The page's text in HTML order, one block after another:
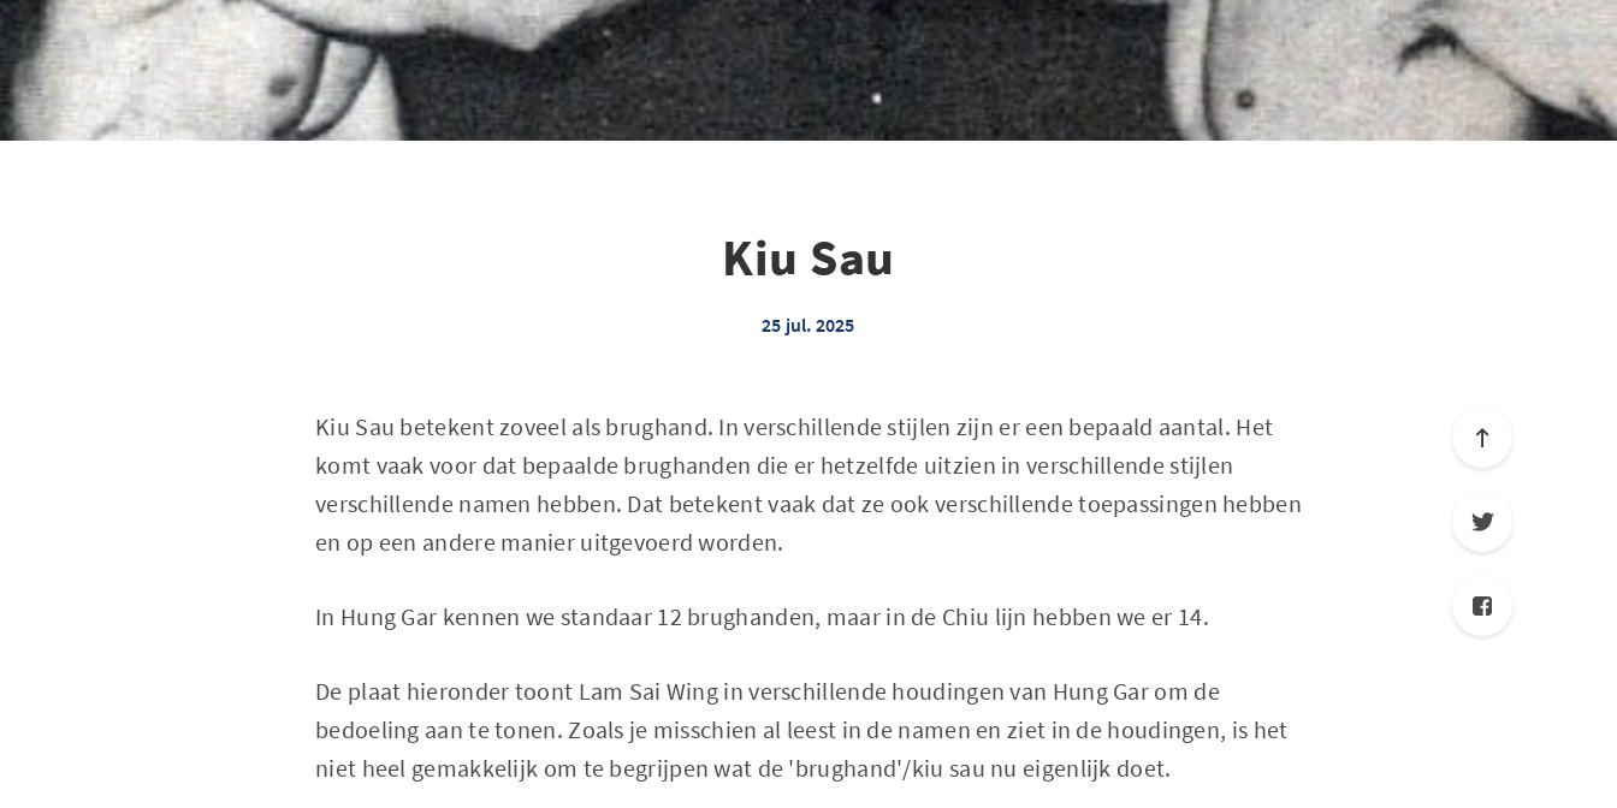
Kiu Sau
25 jul. 2025
Kiu Sau betekent zoveel als brughand. In verschillende stijlen zijn er een bepaald aantal. Het
komt vaak voor dat bepaalde brughanden die er hetzelfde uitzien in verschillende stijlen
verschillende namen hebben. Dat betekent vaak dat ze ook verschillende toepassingen hebben
en op een andere manier uitgevoerd worden.
In Hung Gar kennen we standaar 12 brughanden, maar in de Chiu lijn hebben we er 14.
De plaat hieronder toont Lam Sai Wing in verschillende houdingen van Hung Gar om de
bedoeling aan te tonen. Zoals je misschien al leest in de namen en ziet in de houdingen, is het
niet heel gemakkelijk om te begrijpen wat de 'brughand'/kiu sau nu eigenlijk doet.